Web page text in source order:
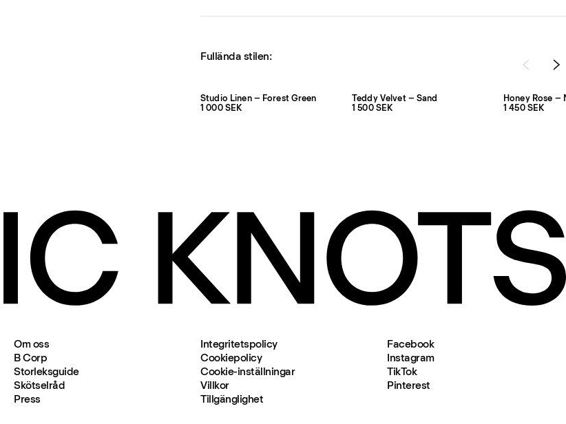
Fullända stilen:
Studio Linen – Forest Green
1 000 SEK
Teddy Velvet – Sand
1 500 SEK
Honey Rose –
1 450 SEK
Om oss
B Corp
Storleksguide
Skötselråd
Press
Integritetspolicy
Cookiepolicy
Cookie-inställningar
Villkor
Tillgänglighet
Facebook
Instagram
TikTok
Pinterest